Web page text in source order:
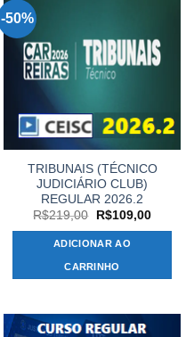
-50%
TRIBUNAIS (TÉCNICO
JUDICIÁRIO CLUB)
REGULAR 2026.2
R$219,00
O
original
era:
R$219,00.
R$109,00O
ADICIONAR AO
CARRINHO